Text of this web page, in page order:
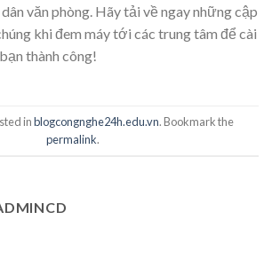
văn phòng. Hãy tải về ngay những cập
khi đem máy tới các trung tâm để cài
thành công!
inblogcongnghe24h.edu.vn. Bookmark the
permalink.